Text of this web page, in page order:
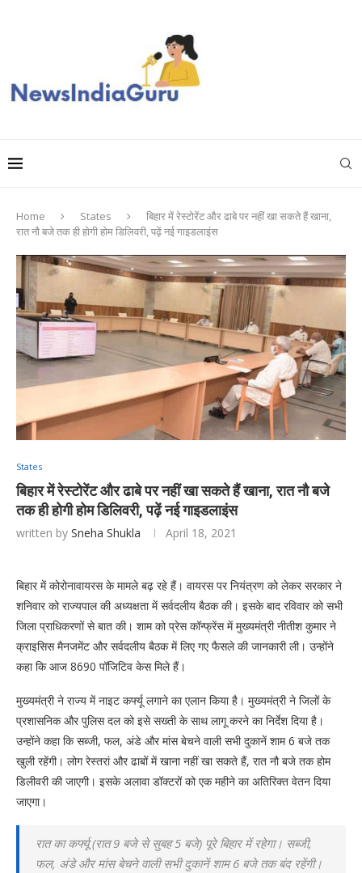
Home States
बिहार में रेस्टोरेंट और ढाबे पर नहीं खा सकते हैं खाना,
रात नौ बजे तक ही होगी होम डिलिवरी, पढ़ें नई गाइडलाइंस
States
बिहार में रेस्टोरेंट और ढाबे पर नहीं खा सकते हैं खाना, रात नौ बजे
तक ही होगी होम डिलिवरी, पढ़ें नई गाइडलाइंस
written by Sneha Shukla April 18, 2021
बिहार में कोरोनावायरस के मामले बढ़ रहे हैं। वायरस पर नियंत्रण को लेकर सरकार ने
शनिवार को राज्यपाल की अध्यक्षता में सर्वदलीय बैठक की। इसके बाद रविवार को सभी
जिला प्राधिकरणों से बात की। शाम को प्रेस कॉन्फ्रेंस में मुख्यमंत्री नीतीश कुमार ने
क्राइसिस मैनजमेंट और सर्वदलीय बैठक में लिए गए फैसले की जानकारी ली। उन्होंने
कहा कि आज 8690 पॉजिटिव केस मिले हैं।
मुख्यमंत्री ने राज्य में नाइट कर्फ्यू लगाने का एलान किया है। मुख्यमंत्री ने जिलों के
प्रशासनिक और पुलिस दल को इसे सख्ती के साथ लागू करने का निर्देश दिया है।
उन्होंने कहा कि सब्जी, फल, अंडे और मांस बेचने वाली सभी दुकानें शाम 6 बजे तक
खुली रहेंगी। लोग रेस्तरां और ढाबों में खाना नहीं खा सकते हैं, रात नौ बजे तक होम
डिलीवरी की जाएगी। इसके अलावा डॉक्टरों को एक महीने का अतिरिक्त वेतन दिया
जाएगा।
रात का कर्फ्यू (रात 9 बजे से सुबह 5 बजे) पूरे बिहार में रहेगा। सब्जी,
फल, अंडे और मांस बेचने वाली सभी दुकानें शाम 6 बजे तक बंद रहेंगी।